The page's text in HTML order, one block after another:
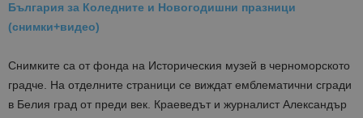
България за Коледните и Новогодишни празници
(снимки+видео)
Снимките са от фонда на Историческия музей в черноморското
градче. На отделните страници се виждат емблематични сгради
в Белия град от преди век. Краеведът и журналист Александър